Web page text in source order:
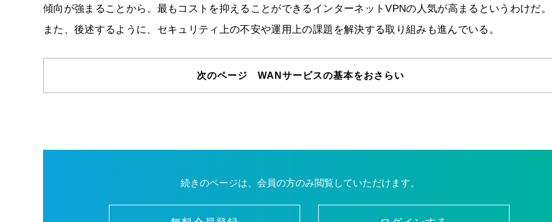
傾向が強まることから、最もコストを抑えることができるインターネットVPNの人気が高まるというわけだ。
また、後述するように、セキュリティ上の不安や運用上の課題を解決する取り組みも進んでいる。
次のページ WANサービスの基本をおさらい
続きのページは、会員の方のみ閲覧していただけます。